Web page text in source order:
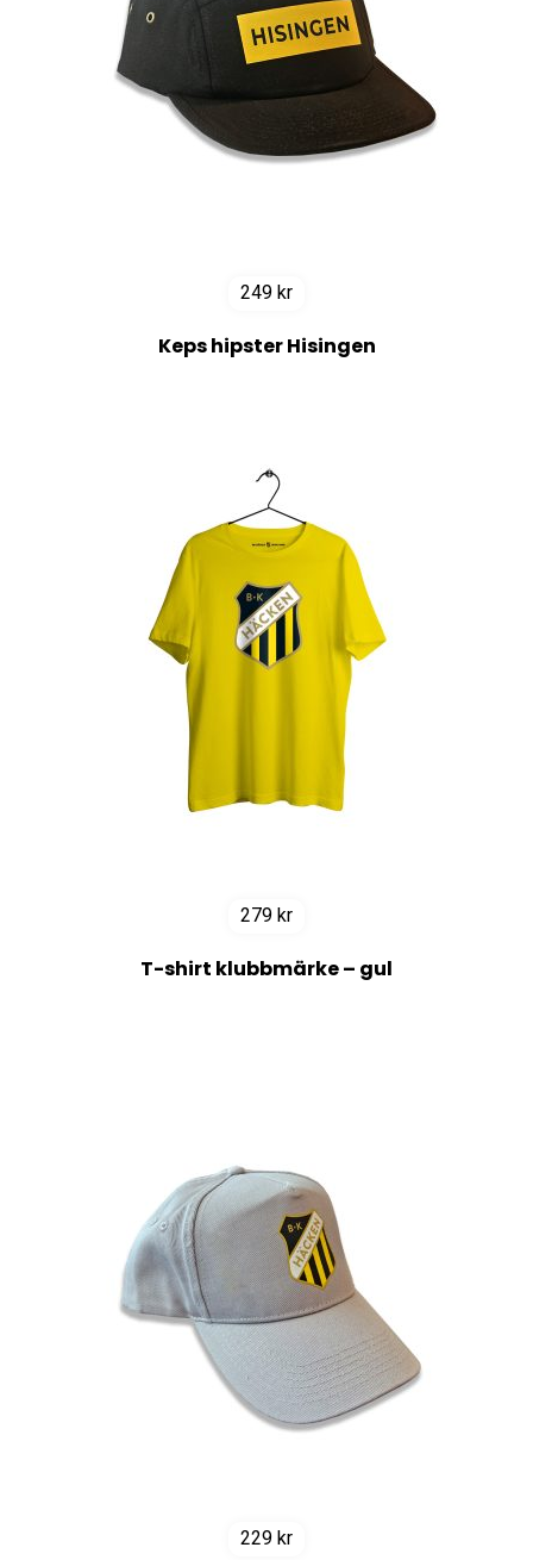
249 kr
Keps hipster Hisingen
279 kr
T-shirt klubbmärke – gul
229 kr